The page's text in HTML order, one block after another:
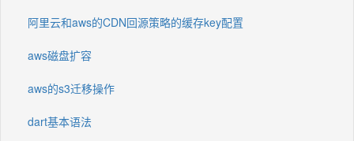
阿里云和aws的CDN回源策略的缓存key配置
aws磁盘扩容
aws的s3迁移操作
dart基本语法